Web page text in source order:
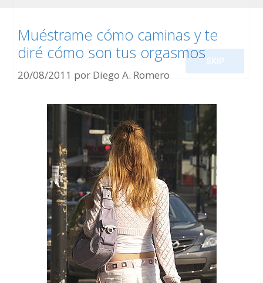
Muéstrame cómo caminas y te
diré cómo son tus orgasmos
20/08/2011 por Diego A. Romero